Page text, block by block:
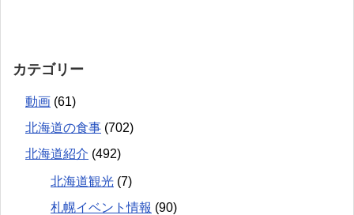
カテゴリー
動画 (61)
北海道の食事 (702)
北海道紹介 (492)
北海道観光 (7)
札幌イベント情報 (90)